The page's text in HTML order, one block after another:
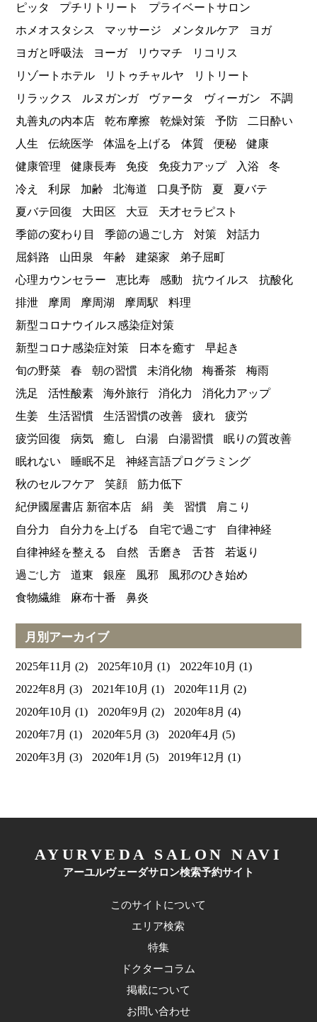
ピッタ
プチリトリート
プライベートサロン
ホメオスタシス
マッサージ メンタルケア
ヨガ
ヨガと呼吸法
ヨーガ リウマチ
リコリス
リゾートホテル
リトゥチャルヤ
リトリート
リラックス
ルヌガンガ ヴァータ ヴィーガン
不調
丸善丸の内本店
乾布摩擦 乾燥対策 予防
二日酔い
人生
伝統医学 体温を上げる 体質 便秘
健康
健康管理
健康長寿 免疫 免疫力アップ 入浴
冬
冷え
利尿 加齢 北海道 口臭予防 夏
夏バテ
夏バテ回復
大田区 大豆
天才セラピスト
季節の変わり目
季節の過ごし方 対策
対話力
屈斜路
山田泉 年齢 建築家
弟子屈町
心理カウンセラー
恵比寿 感動 抗ウイルス
抗酸化
排泄
摩周 摩周湖 摩周駅
料理
新型コロナウイルス感染症対策
新型コロナ感染症対策
日本を癒す
早起き
旬の野菜
春 朝の習慣 未消化物 梅番茶
梅雨
洗足
活性酸素 海外旅行 消化力
消化力アップ
生姜
生活習慣 生活習慣の改善 疲れ
疲労
疲労回復
病気 癒し 白湯 白湯習慣
眠りの質改善
眠れない
睡眠不足
神経言語プログラミング
秋のセルフケア
笑顔
筋力低下
紀伊國屋書店 新宿本店
絹 美 習慣
肩こり
自分力
自分力を上げる 自宅で過ごす
自律神経
自律神経を整える
自然 舌磨き 舌苔
若返り
過ごし方
道東 銀座 風邪
風邪のひき始め
食物繊維
麻布十番 鼻炎
月別アーカイブ
2025年11月 (2) 2025年10月 (1) 2022年10月 (1)
2022年8月 (3) 2021年10月 (1) 2020年11月 (2)
2020年10月 (1) 2020年9月 (2) 2020年8月 (4)
2020年7月 (1) 2020年5月 (3) 2020年4月 (5)
2020年3月 (3) 2020年1月 (5) 2019年12月 (1)
AYURVEDA SALON NAVI
アーユルヴェーダサロン検索予約サイト
このサイトについて
エリア検索
特集
ドクターコラム
掲載について
お問い合わせ